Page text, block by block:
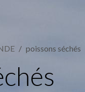
poissons séchés